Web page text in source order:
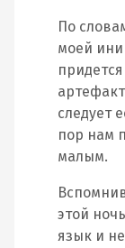
По
моей
следует
пор нам
малым.
этой
язык и